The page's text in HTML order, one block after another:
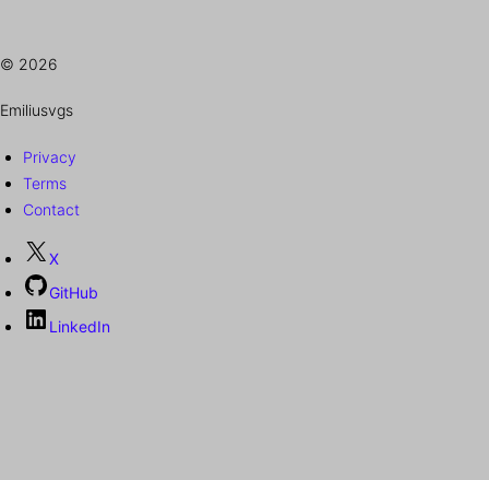
© 2026
Emiliusvgs
Privacy
Terms
Contact
X
GitHub
LinkedIn